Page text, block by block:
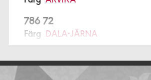
786 72
Färg DALA-JÄRNA
Prochroma AB Alcro Studio